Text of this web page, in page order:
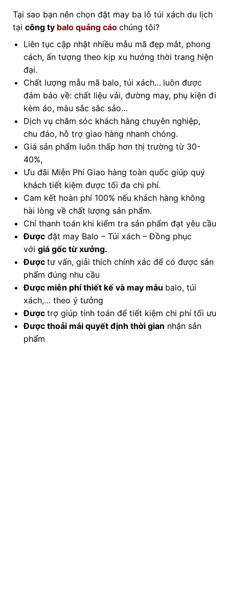
Tại sao bạn nên chọn đặt may ba lô túi xách du lịch
tại công ty balo quảng cáo chúng tôi?
Liên tục cập nhật nhiều mẫu mã đẹp mắt, phong
cách, ấn tượng theo kịp xu hướng thời trang hiện
đại.
Chất lượng mẫu mã balo, túi xách… luôn được
đảm bảo về: chất liệu vải, đường may, phụ kiện đi
kèm áo, màu sắc sắc sảo…
Dịch vụ chăm sóc khách hàng chuyên nghiệp,
chu đáo, hỗ trợ giao hàng nhanh chóng.
Giá sản phẩm luôn thấp hơn thị trường từ 30-
40%,
Ưu đãi Miễn Phí Giao hàng toàn quốc giúp quý
khách tiết kiệm được tối đa chi phí.
Cam kết hoàn phí 100% nếu khách hàng không
hài lòng về chất lượng sản phẩm.
Chỉ thanh toán khi kiểm tra sản phẩm đạt yêu cầu
Đượcđặt may Balo – Túi xách – Đồng phục
với giá gốc từ xưởng.
Được tư vấn, giải thích chính xác để có được sản
phẩm đúng nhu cầu
Được miễn phí thiết kế và may mẫu balo, túi
xách,… theo ý tưởng
Được trợ giúp tính toán để tiết kiệm chi phí tối ưu
Được thoải mái quyết định thời gian nhận sản
phẩm